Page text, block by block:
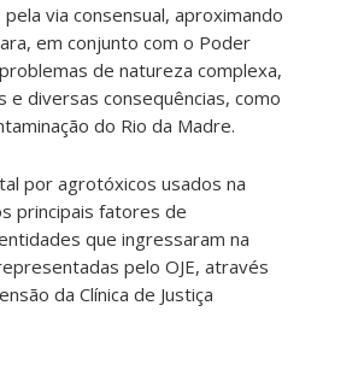
via consensual, aproximando
em conjunto com o Poder
de natureza complexa,
e diversas consequências, como
do Rio da Madre.
por agrotóxicos usados na
principais fatores de
que ingressaram na
pelo OJE, através
da Clínica de Justiça